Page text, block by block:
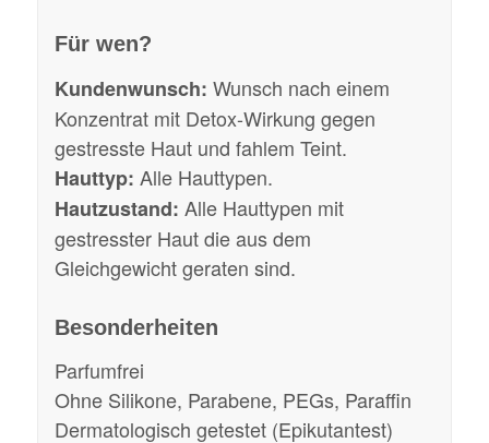
Für wen?
Kundenwunsch: Wunsch nach einem
Konzentrat mit Detox-Wirkung gegen
gestresste Haut und fahlem Teint.
Hauttyp: Alle Hauttypen.
Hautzustand: Alle Hauttypen mit
gestresster Haut die aus dem
Gleichgewicht geraten sind.
Besonderheiten
Parfumfrei
Ohne Silikone, Parabene, PEGs, Paraffin
Dermatologisch getestet (Epikutantest)